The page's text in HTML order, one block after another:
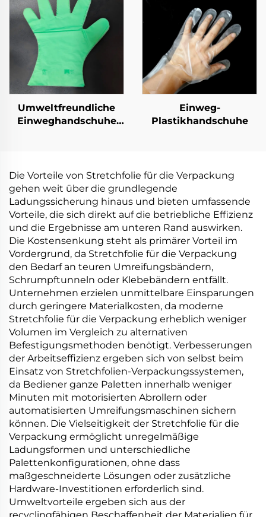
Material
Material
Umweltfreundliche
Einweghandschuhe
Material
Einweg-
Plastikhandschuhe
Die Vorteile von Stretchfolie für die Verpackung
gehen weit über die grundlegende
Ladungssicherung hinaus und bieten umfassende
Vorteile, die sich direkt auf die betriebliche Effizienz
und die Ergebnisse am unteren Rand auswirken.
Die Kostensenkung steht als primärer Vorteil im
Vordergrund, da Stretchfolie für die Verpackung
den Bedarf an teuren Umreifungsbändern,
Schrumpftunneln oder Klebebändern entfällt.
Unternehmen erzielen unmittelbare Einsparungen
durch geringere Materialkosten, da moderne
Stretchfolie für die Verpackung erheblich weniger
Volumen im Vergleich zu alternativen
Befestigungsmethoden benötigt. Verbesserungen
der Arbeitseffizienz ergeben sich von selbst beim
Einsatz von Stretchfolien-Verpackungssystemen,
da Bediener ganze Paletten innerhalb weniger
Minuten mit motorisierten Abrollern oder
automatisierten Umreifungsmaschinen sichern
können. Die Vielseitigkeit der Stretchfolie für die
Verpackung ermöglicht unregelmäßige
Ladungsformen und unterschiedliche
Palettenkonfigurationen, ohne dass
maßgeschneiderte Lösungen oder zusätzliche
Hardware-Investitionen erforderlich sind.
Umweltvorteile ergeben sich aus der